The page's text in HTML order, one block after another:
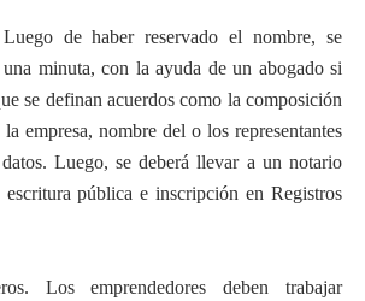
de haber reservado el nombre, se
minuta, con la ayuda de un abogado si
se definan acuerdos como la composición
empresa, nombre del o los representantes
Luego, se deberá llevar a un notario
pública e inscripción en Registros
Los emprendedores deben trabajar